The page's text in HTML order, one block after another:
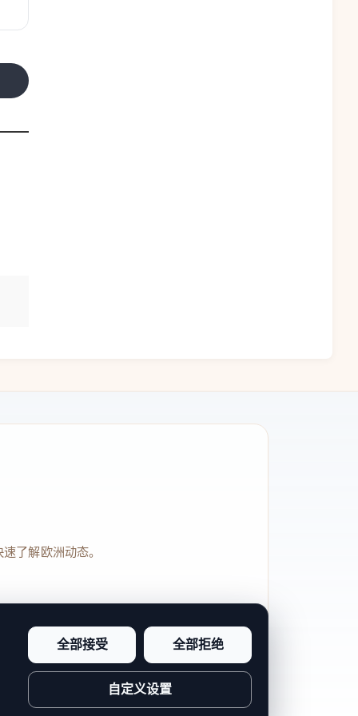
了解欧洲动态。
感和站点完整度。
全部接受 全部拒绝
自定义设置